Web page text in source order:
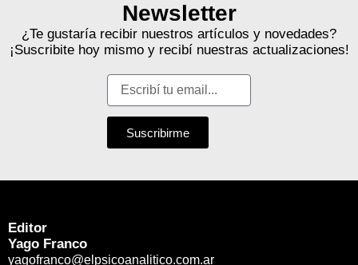
Newsletter
¿Te gustaría recibir nuestros artículos y novedades?
¡Suscribite hoy mismo y recibí nuestras actualizaciones!
Suscribirme
Editor
Yago Franco
yagofranco@elpsicoanalitico.com.ar